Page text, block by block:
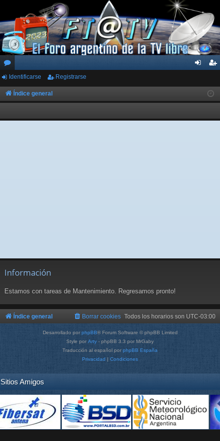
or
os
ar
ist
rs
Identificarse Registrarse
Índice general
Información
Estamos con tareas de Mantenimiento. Regresamos pronto!
Índice general Todos los horarios son UTC-03:00
Borrar cookies
Desarrollado por phpBB® Forum Software © phpBB Limited
Style por Arty - phpBB 3.3 por MrGaby
Traducción al español por phpBB España
Privacidad | Condiciones
Sitios Amigos